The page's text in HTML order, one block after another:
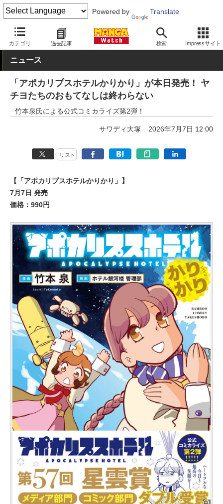
Powered by Translate
カテゴリ 過去記事 検索 Impressサイト
MANGA Watch 青年
ニュース
「アポカリプスホテルかりかり」が本日発売！ ヤ
チヨたちのおもてなしは終わらない
竹本泉氏による公式コミカライズ第2弾！
サワディ大塚 2026年7月7日 12:00
リスト
【「アポカリプスホテルかりかり」】
7月7日 発売
価格：990円